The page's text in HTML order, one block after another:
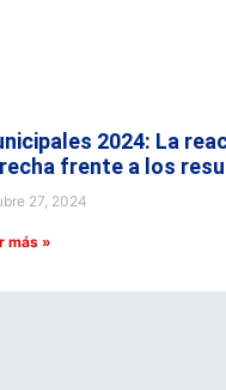
2024: La
frente a los
27, 2024
más »